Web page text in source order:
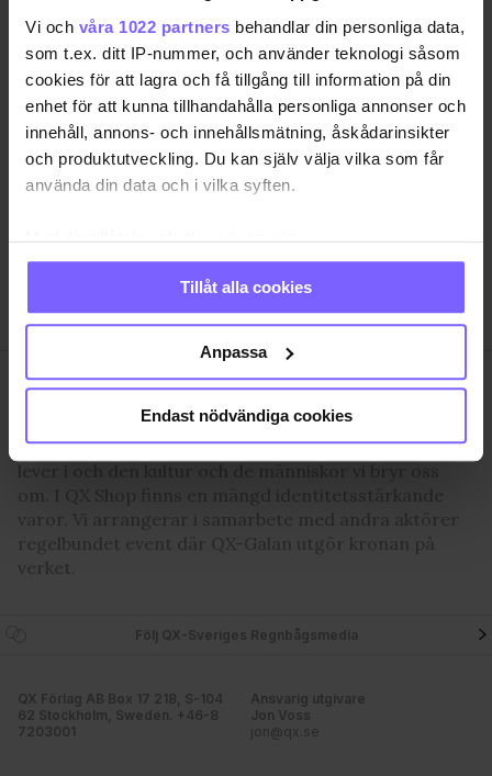
Vi och våra 1022 partners behandlar din personliga data,
som t.ex. ditt IP-nummer, och använder teknologi såsom
cookies för att lagra och få tillgång till information på din
enhet för att kunna tillhandahålla personliga annonser och
innehåll, annons- och innehållsmätning, åskådarinsikter
och produktutveckling. Du kan själv välja vilka som får
använda din data och i vilka syften.
Med din tillåtelse skulle vi även vilja:
Samla in information om din geografiska plats
som kan ha en noggrannhet på upp till flera meter
Identifiera din enhet genom att aktivt skanna den
för specifika kännetecken (fingeravtryck)
Ta reda på mer om hur dina personliga uppgifter
Du kan ändra eller dra tillbaka ditt samtycke när som
helst från cookie-förklaringen.
Vi använder enhetsidentifierare för att anpassa innehållet
och annonserna till användarna, tillhandahålla funktioner
för sociala medier och analysera vår trafik. Vi
annons- och analysföretag som vi samarbetar med.
information som du har tillhandahållit eller som de har
samlat in när du har använt deras tjänster. Du godkänner
våra cookies vid fortsatt användande av vår webbplats.
Tillåt alla cookies
Anpassa
Endast nödvändiga cookies
SAMHÄLLE
NÖJE
LIVSSTIL
QRUISER
ANNONSERA
OM OSS
VANLIGA FRÅGOR OCH SVAR
HÄR FINNS TIDNINGEN
QX Förlag AB är, sedan 1995, regnbågs-communityts
egen röst med månadstidningen QX och
nyhetstidningen qx.se som bevakar det samhälle vi
varor. Vi arrangerar i samarbete med andra aktörer
regelbundet event där QX-Galan utgör kronan på
verket.
Följ QX-Sveriges Regnbågsmedia
QX Förlag AB Box 17 218, S-104
62 Stockholm, Sweden. +46-8
7203001
Ansvarig utgivare
Jon Voss
jon@qx.se